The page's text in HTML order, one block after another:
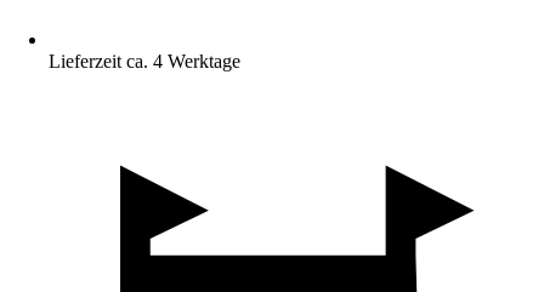
Lieferzeit ca. 4 Werktage